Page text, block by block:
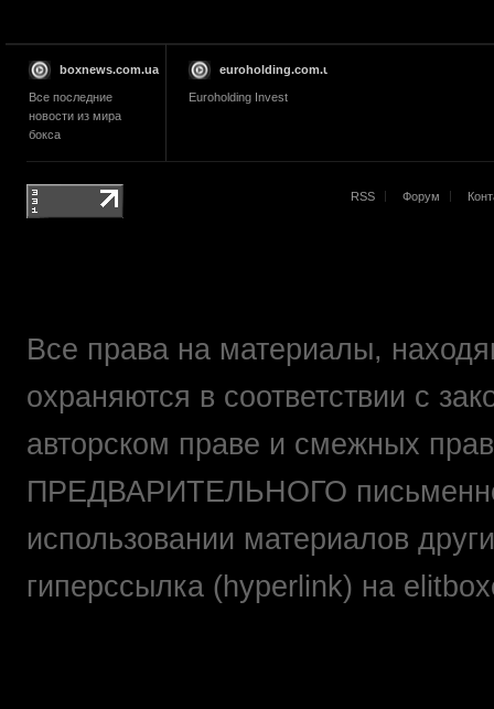
boxnews.com.ua
Все последние
новости из мира
бокса
euroholding.com.ua
Euroholding Invest
RSS Форум
Все права на материалы,
охраняются в соответствии с
авторском праве и смежных
ПРЕДВАРИТЕЛЬНОГО
использовании материалов
гиперссылка (hyperlink) на